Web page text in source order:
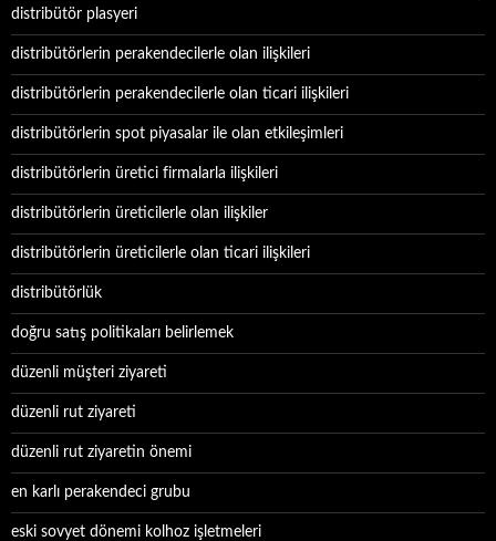
distribütör plasyeri
distribütörlerin perakendecilerle olan ilişkileri
distribütörlerin perakendecilerle olan ticari ilişkileri
distribütörlerin spot piyasalar ile olan etkileşimleri
distribütörlerin üretici firmalarla ilişkileri
distribütörlerin üreticilerle olan ilişkiler
distribütörlerin üreticilerle olan ticari ilişkileri
distribütörlük
doğru satış politikaları belirlemek
düzenli müşteri ziyareti
düzenli rut ziyareti
düzenli rut ziyaretin önemi
en karlı perakendeci grubu
eski sovyet dönemi kolhoz işletmeleri